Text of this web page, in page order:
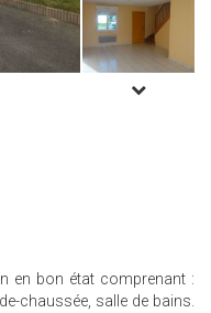
en bon état comprenant :
chaussée, salle de bains.